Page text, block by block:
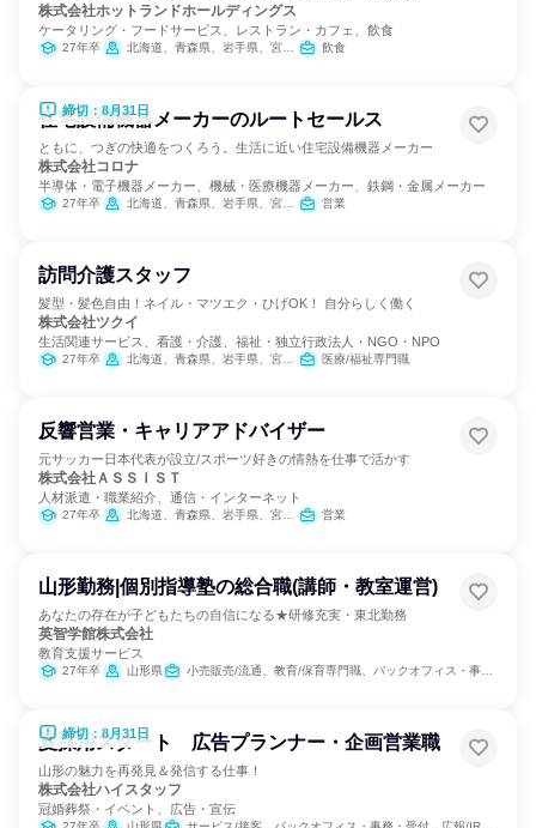
株式会社ホットランドホールディングス
ケータリング・フードサービス、レストラン・カフェ、飲食
27年卒 北海道、青森県、岩手県、宮城県、秋田県、山形県、福島県 飲食
締切：8月31日
住宅設備機器メーカーのルートセールス
ともに、つぎの快適をつくろう。生活に近い住宅設備機器メーカー
株式会社コロナ
半導体・電子機器メーカー、機械・医療機器メーカー、鉄鋼・金属メーカー
27年卒 北海道、青森県、岩手県、宮城県、秋田県、山形県、福島県、茨城県、栃木県、群馬県、埼玉県、千葉県、東京都、神奈川県、新潟県、富山県、石川県、福井県、山梨県、長野県、岐阜県、静岡県、愛知県、三重県、滋賀県、京都府、大阪府、兵庫県、鳥取県、岡山県、広島県、山口県、香川県、愛媛県、福岡県、長崎県、熊本県、大分県、宮崎県、鹿児島県、沖縄県 営業
訪問介護スタッフ
髪型・髪色自由！ネイル・マツエク・ひげOK！ 自分らしく働く
株式会社ツクイ
生活関連サービス、看護・介護、福祉・独立行政法人・NGO・NPO
27年卒 北海道、青森県、岩手県、宮城県、秋田県、山形県、福島県、茨城県、栃木県、群馬県、埼玉県、千葉県、東京都、神奈川県、新潟県、富山県、石川県、福井県、山梨県、長野県、岐阜県、静岡県、愛知県、三重県、滋賀県、京都府、大阪府、兵庫県、奈良県、和歌山県、鳥取県、島根県、岡山県、広島県、山口県、徳島県、香川県、愛媛県、高知県、福岡県、佐賀県、長崎県、熊本県、大分県、宮崎県、鹿児島県、沖縄県 医療/福祉専門職
反響営業・キャリアアドバイザー
元サッカー日本代表が設立/スポーツ好きの情熱を仕事で活かす
株式会社ＡＳＳＩＳＴ
人材派遣・職業紹介、通信・インターネット
27年卒 北海道、青森県、岩手県、宮城県、秋田県、山形県、福島県、茨城県、栃木県、群馬県、埼玉県、千葉県、東京都、神奈川県、新潟県、富山県、石川県、福井県、山梨県、長野県、岐阜県、静岡県、愛知県、三重県、滋賀県、京都府、大阪府、兵庫県、奈良県、和歌山県、鳥取県、島根県、岡山県、広島県、山口県、徳島県、香川県、愛媛県、高知県、福岡県、佐賀県、長崎県、熊本県、大分県、宮崎県、鹿児島県、沖縄県 営業
山形勤務|個別指導塾の総合職(講師・教室運営)
あなたの存在が子どもたちの自信になる★研修充実・東北勤務
英智学館株式会社
教育支援サービス
27年卒 山形県 小売販売/流通、教育/保育専門職、バックオフィス・事務・受付
締切：8月31日
夏採用スタート 広告プランナー・企画営業職
山形の魅力を再発見＆発信する仕事！
株式会社ハイスタッフ
冠婚葬祭・イベント、広告・宣伝